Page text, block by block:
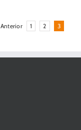
Anterior 1 2 3